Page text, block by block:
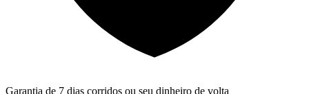
Garantia de 7 dias corridos ou seu dinheiro de volta